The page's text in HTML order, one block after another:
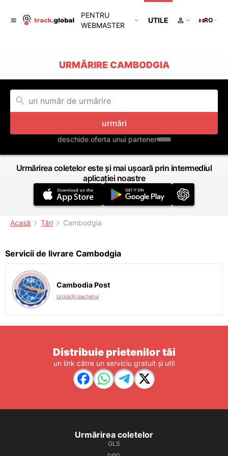
PENTRU
WEBMASTER
UTILE RO
URMĂRIRE CAMBODGIA
urmări
deschide oferta unui partener
Urmărirea coletelor este și mai ușoară prin intermediul
aplicației noastre
Acasă Țări Cambodgia
Servicii de livrare Cambodgia
Cambodia Post
Urmăriți pachetul
Distribuie prietenilor tăi
un link către un serviciu gratuit și util
Urmărirea coletelor
GLS